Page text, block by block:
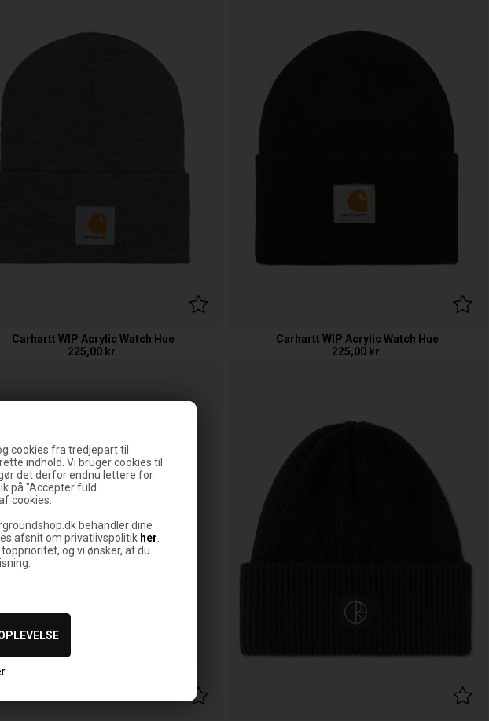
cookies fra tredjepart til
indhold. Vi bruger cookies til
det derfor endnu lettere for
på "Accepter fuld
cookies.
behandler dine
afsnit om privatlivspolitik her
og vi ønsker, at du
Carhartt WIP Acrylic Watch Hue
225,00 kr.
Carhartt WIP Acrylic Watch Hue
225,00 kr.